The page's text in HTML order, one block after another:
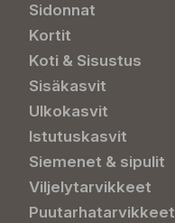
Sidonnat
Kortit
Koti & Sisustus
Sisäkasvit
Ulkokasvit
Istutuskasvit
Siemenet & sipulit
Viljelytarvikkeet
Puutarhatarvikkeet